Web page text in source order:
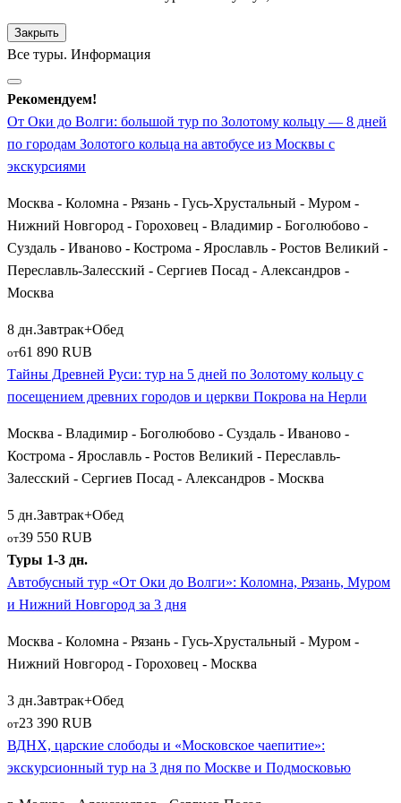
Невского. Экскурсии по городу включают посещение
древнейшего Спасо-Преображенского собора, Никитского
монастыря и забавных частных музеев (например, Музея
«Ботик Петра I», где зарождался первый российский флот.
Совершенно иной характер демонстрирует индустриальный и
текстильный центр —Иваново. Этот город интересен
туристам памятниками архитектуры эпохи конструктивизма,
старинными усадьбами иваново-вознесенских фабрикантов и
уникальным Музеем ситца. Отсюда также удобно
отправляться на экскурсии в живописный приволжский
городокПлёс(илиПлес), прославленный великим
художником Исааком Левитаном, или в текстильный край
Любителям тайн и дворцовых интриг стоит выбрать туры,
включающие старинныйАлександров . В местной
Александровской слободе на протяжении нескольких
государства при Иване Грозном. Сохранившийся до наших
дней дворцово-храмовый комплекс овеян множеством мифов
и легенд эпохи опричнины.
Маршруты по Оке и расширение географии:
Муром, Коломна и Рязань
Многие экскурсионные путевки охватывают южное и
восточное направления от столицы, следуя вдоль течения
Оки. Главным пунктом здесь выступает былинныйМуром
родина святого богатыря Ильи Муромца и покровителей
поклонения святыням Спасо-Преображенского и Троицкого
монастырей, а также ради великолепных видов на Оку с
Окского парка.
Закрыть
Все туры. Информация
Рекомендуем!
От Оки до Волги: большой тур по Золотому кольцу — 8 дней
по городам Золотого кольца на автобусе из Москвы с
экскурсиями
Москва - Коломна - Рязань - Гусь-Хрустальный - Муром -
Нижний Новгород - Гороховец - Владимир - Боголюбово -
Суздаль - Иваново - Кострома - Ярославль - Ростов Великий -
Переславль-Залесский - Сергиев Посад - Александров -
Москва
8 дн.Завтрак+Обед
от61 890 RUB
Тайны Древней Руси: тур на 5 дней по Золотому кольцу с
посещением древних городов и церкви Покрова на Нерли
Москва - Владимир - Боголюбово - Суздаль - Иваново -
Кострома - Ярославль - Ростов Великий - Переславль-
Залесский - Сергиев Посад - Александров - Москва
5 дн.Завтрак+Обед
от39 550 RUB
Туры 1-3 дн.
Автобусный тур «От Оки до Волги»: Коломна, Рязань, Муром
и Нижний Новгород за 3 дня
Москва - Коломна - Рязань - Гусь-Хрустальный - Муром -
Нижний Новгород - Гороховец - Москва
3 дн.Завтрак+Обед
от23 390 RUB
ВДНХ, царские слободы и «Московское чаепитие»:
экскурсионный тур на 3 дня по Москве и Подмосковью